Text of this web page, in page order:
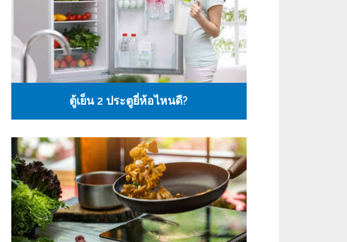
ตู้เย็น 2 ประตูยี่ห้อไหนดี?